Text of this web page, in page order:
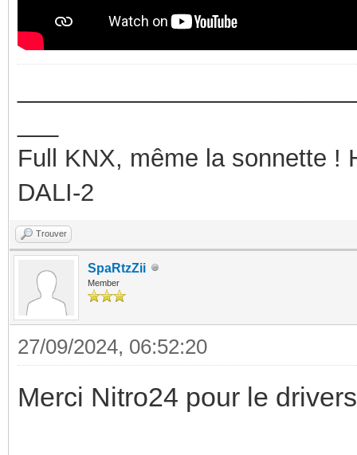
Full KNX, même la sonnette !
DALI-2
Trouver
SpaRtzZii
Member
27/09/2024, 06:52:20
Merci Nitro24 pour le